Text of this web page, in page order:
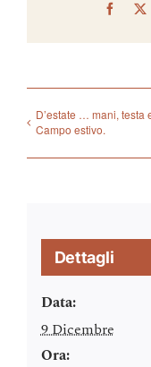
D’estate … mani, testa
Campo estivo.
Dettagli
Data:
9 Dicembre
Ora: